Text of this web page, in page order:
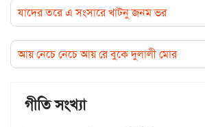
যাদের তরে এ সংসারে খাটনু জনম ভর
আয় নেচে নেচে আয় রে বুকে দুলালী মোর
গীতি সংখ্যা